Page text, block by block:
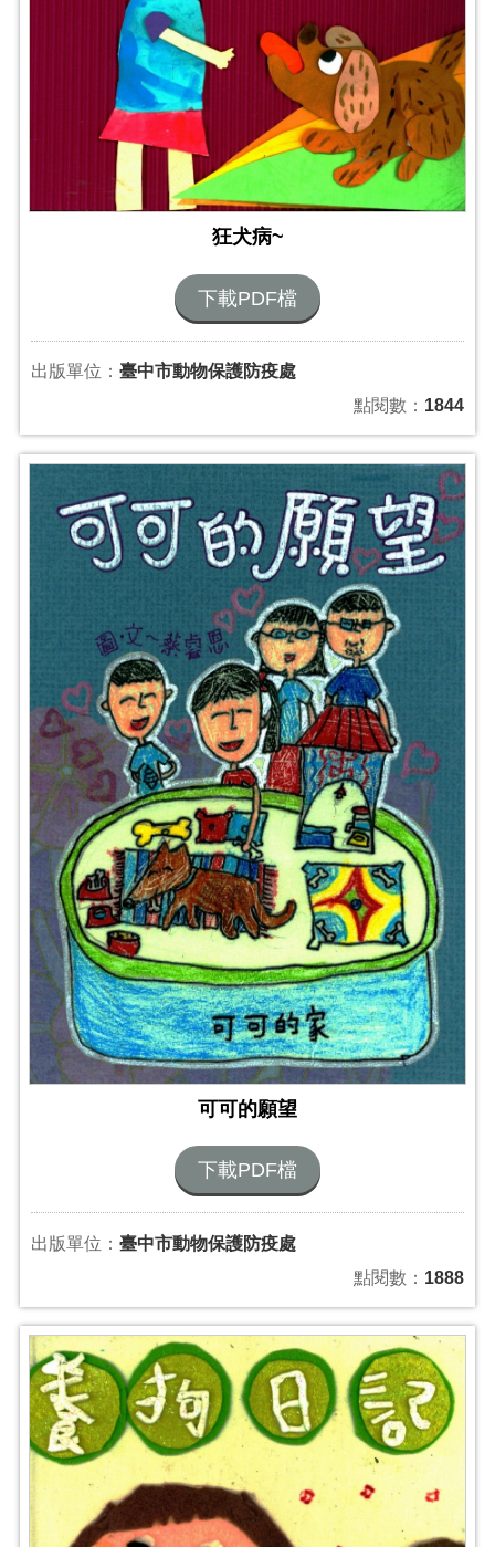
狂犬病~
下載PDF檔
出版單位： 臺中市動物保護防疫處
點閱數： 1844
可可的願望
下載PDF檔
出版單位： 臺中市動物保護防疫處
點閱數： 1888